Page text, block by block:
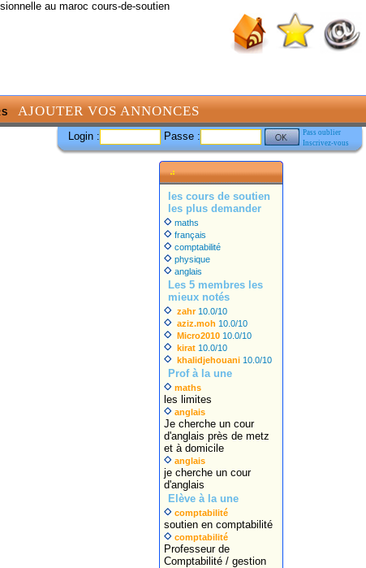
au maroc cours-de-soutien
AJOUTER VOS ANNONCES
Login : Passe :
Pass oublier
Inscrivez-vous
les cours de soutien
les plus demander
maths
français
comptabilité
physique
anglais
Les 5 membres les
mieux notés
zahr 10.0/10
aziz.moh 10.0/10
Micro2010 10.0/10
kirat 10.0/10
khalidjehouani 10.0/10
Prof à la une
maths
les limites
anglais
Je cherche un cour
d'anglais près de metz
et à domicile
anglais
je cherche un cour
d'anglais
Elève à la une
comptabilité
soutien en comptabilité
comptabilité
Professeur de
Comptabilité / gestion